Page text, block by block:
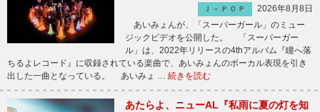
Ｊ－ＰＯＰ
2026年8月8日
あいみょんが、「スーパーガール」のミュー
ジックビデオを公開した。 「スーパーガー
ル」は、2022年リリースの4thアルバム『瞳へ落
ちるよレコード』に収録されている楽曲で、あいみょんのボーカル表現を引き
出した一曲となっている。 あいみょ … 続きを読む
あたらよ、ニューAL『私雨に夏の灯を知